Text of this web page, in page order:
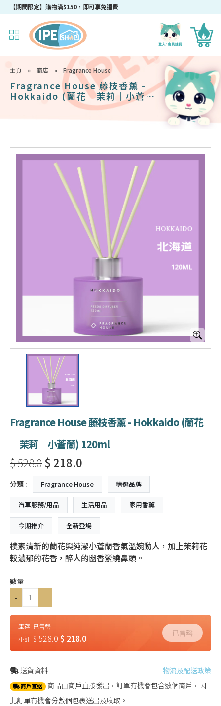
【期間限定】購物滿$150，即可享免運費
主頁 » 商店 » Fragrance House
Fragrance House 藤枝香薰 -
Hokkaido (蘭花｜茉莉｜小蒼蘭)
Fragrance House 藤枝香薰 - Hokkaido (蘭花
｜茉莉｜小蒼蘭) 120ml
$ 528.0$ 218.0
分類 : Fragrance House 精選品牌
汽車服務/用品 生活用品 家用香薰
今期推介 全新登場
樸素清新的蘭花與純潔小蒼蘭香氣溫婉動人，加上茉莉花
較濃郁的花香，醉人的幽香縈繞鼻頭。
數量
-
+
庫存: 已售罄
小計: $ 528.0$ 218.0 已售罄
送貨資料 物流及配送政策
商戶直送 商品由商戶直接發出，訂單有機會包含數個商戶，因
此訂單有機會分數個包裹送出及收取。